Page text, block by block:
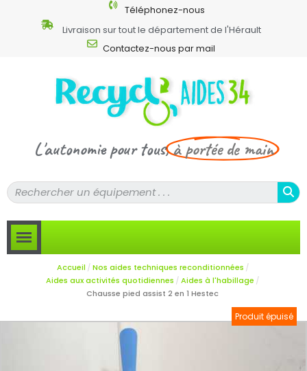
Téléphonez-nous
Livraison sur tout le département de l'Hérault
Contactez-nous par mail
L'autonomie pour tous,à portée de main
Accueil
Nos aides techniques reconditionnées
Aides aux activités quotidiennes
Aides à l'habillage
Chausse pied assist 2 en 1 Hestec
Produit épuisé